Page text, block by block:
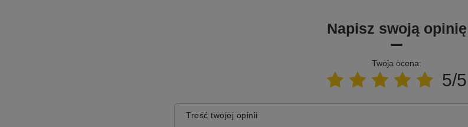
Napisz swoją opinię
Twoja ocena:
5/5
Treść twojej opinii